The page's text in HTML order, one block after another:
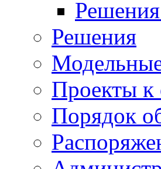
Решения
Проекты
Порядок